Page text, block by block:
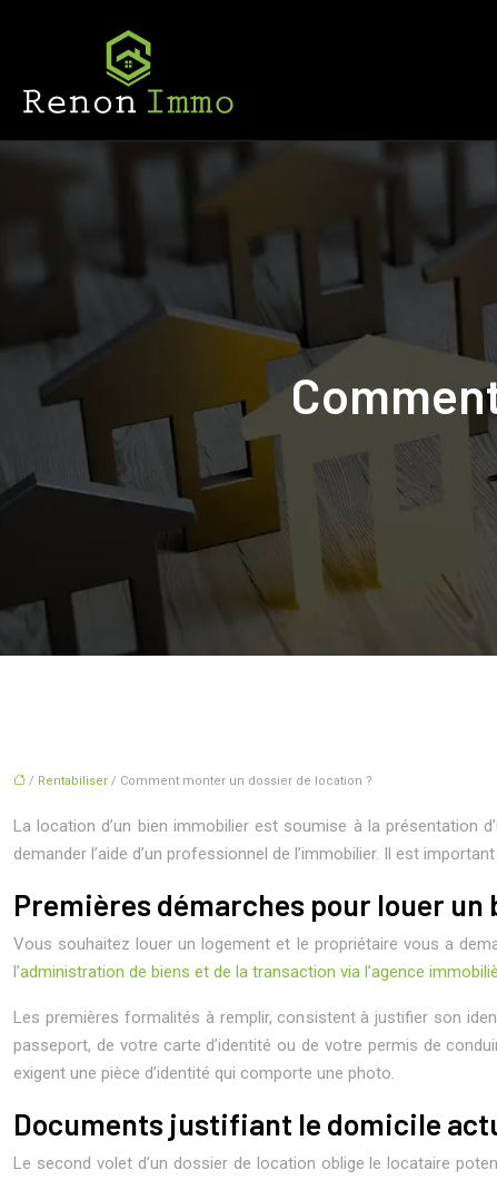
/ Rentabiliser / Comment monter un dossier de location ?
La location d’un bien immobilier est soumise à la
demander l’aide d’un professionnel de l’immobilier. Il est
Premières démarches pour louer un
Vous souhaitez louer un logement et le propriétaire vous a
l’administration de biens et de la transaction via l’agence
Les premières formalités à remplir, consistent à justifier son
passeport, de votre carte d’identité ou de votre permis de
exigent une pièce d’identité qui comporte une photo.
Documents justifiant le domicile
Le second volet d’un dossier de location oblige le locataire